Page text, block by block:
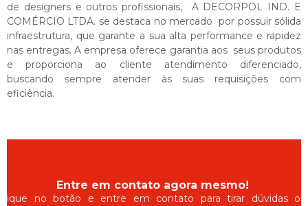
de designers e outros profissionais, A DECORPOL IND. E
COMÉRCIO LTDA. se destaca no mercado por possuir sólida
infraestrutura, que garante a sua alta performance e rapidez
nas entregas. A empresa oferece garantia aos seus produtos
e proporciona ao cliente atendimento diferenciado,
buscando sempre atender às suas requisições com
eficiência.
Entre em contato agora mesmo!
no botão e entre em contato para tirar dúvidas ou